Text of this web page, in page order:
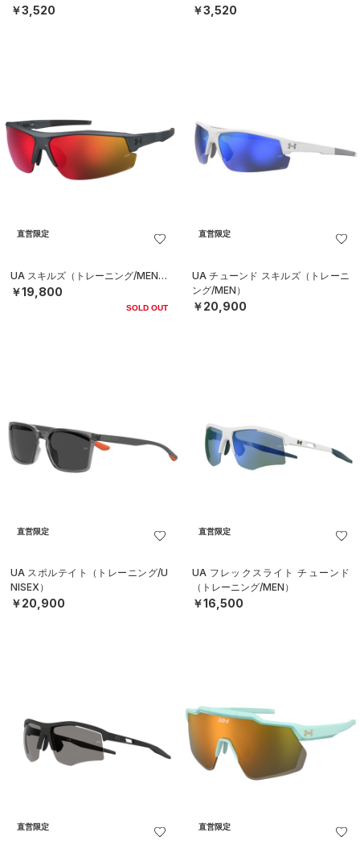
￥3,520 ￥3,520
直営限定
UA スキルズ（トレーニング/MEN）
￥19,800
SOLD OUT
直営限定
UA チューンド スキルズ（トレーニ
ング/MEN）
￥20,900
直営限定
UA スポルテイト（トレーニング/U
NISEX）
￥20,900
直営限定
UA フレックスライト チューンド
（トレーニング/MEN）
￥16,500
直営限定 直営限定